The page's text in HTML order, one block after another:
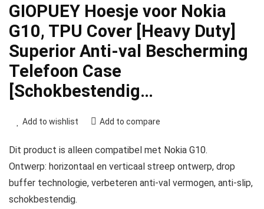
GIOPUEY Hoesje voor Nokia
G10, TPU Cover [Heavy Duty]
Superior Anti-val Bescherming
Telefoon Case
[Schokbestendig…
Add to wishlist Add to compare
Dit product is alleen compatibel met Nokia G10.
Ontwerp: horizontaal en verticaal streep ontwerp, drop
buffer technologie, verbeteren anti-val vermogen, anti-slip,
schokbestendig.